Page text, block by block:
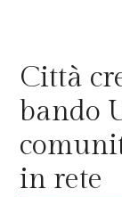
Città
bando
in rete